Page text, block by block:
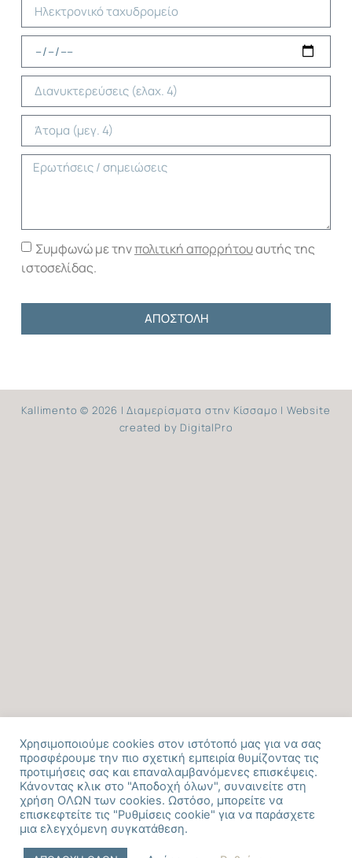
Συμφωνώ με τηνπολιτική απορρήτουαυτής της
ιστοσελίδας.
ΑΠΟΣΤΟΛΗ
Kallimento © 2026 | Διαμερίσματα στην Κίσσαμο | Website
created by DigitalPro
Χρησιμοποιούμε cookies στον ιστότοπό μας για να σας
προσφέρουμε την πιο σχετική εμπειρία θυμίζοντας τις
προτιμήσεις σας και επαναλαμβανόμενες επισκέψεις.
Κάνοντας κλικ στο "Αποδοχή όλων", συναινείτε στη
χρήση ΟΛΩΝ των cookies. Ωστόσο, μπορείτε να
επισκεφτείτε τις "Ρυθμίσεις cookie" για να παράσχετε
μια ελεγχόμενη συγκατάθεση.